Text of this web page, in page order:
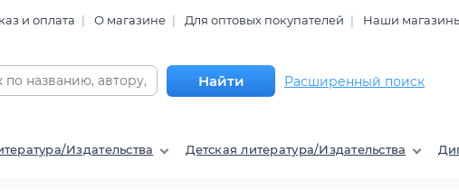
и оплата О магазине Для оптовых покупателей Наши
Найти Расширенный поиск
Издательства Детская литература/Издательства